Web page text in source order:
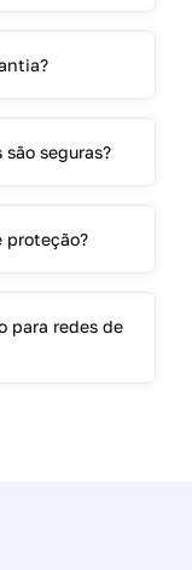
seguras?
proteção?
para redes de